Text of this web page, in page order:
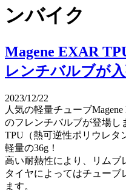
ンバイク
Magene EXAR
レンチバルブが入
2023/12/22
人気の軽量チューブ
のフレンチバルブが登場し
TPU（熱可逆性ポリウレタ
軽量の36g！
高い耐熱性により、リムブ
タイヤによってはチューブ
ます。